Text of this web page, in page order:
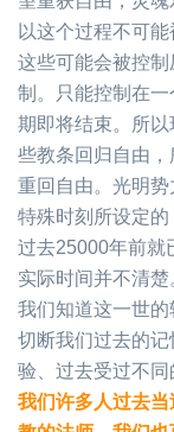
以这个过程不可能
这些可能会被控
制。只能控制在
期即将结束。所
些教条回归自由
重回自由。光明
特殊时刻所设定
过去25000年前就
实际时间并不清楚
我们知道这一世
切断我们过去的
验、过去受过不同
我们许多人过去